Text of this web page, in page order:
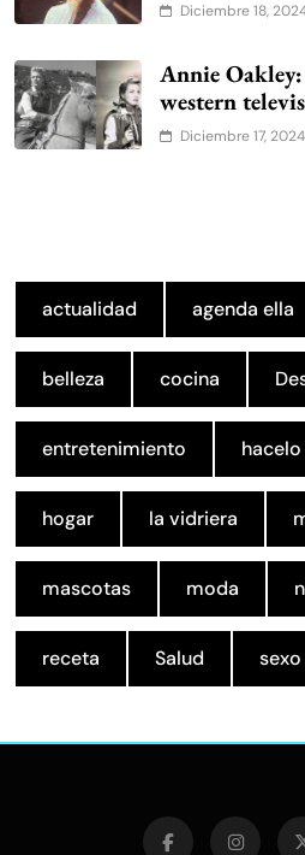
Diciembre 18,
Annie
western
Diciembre 17, 2024
actualidad agenda ella
belleza cocina
entretenimiento
hogar la vidriera
mascotas moda
receta Salud sexo